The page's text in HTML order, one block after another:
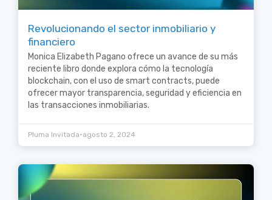
Revolucionando el sector inmobiliario y
financiero
Monica Elizabeth Pagano ofrece un avance de su más
reciente libro donde explora cómo la tecnología
blockchain, con el uso de smart contracts, puede
ofrecer mayor transparencia, seguridad y eficiencia en
las transacciones inmobiliarias.
Pluma Invitada•agosto 2, 2024